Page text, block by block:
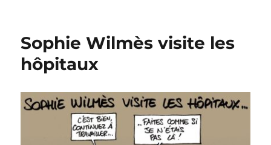
Sophie Wilmès visite les
hôpitaux